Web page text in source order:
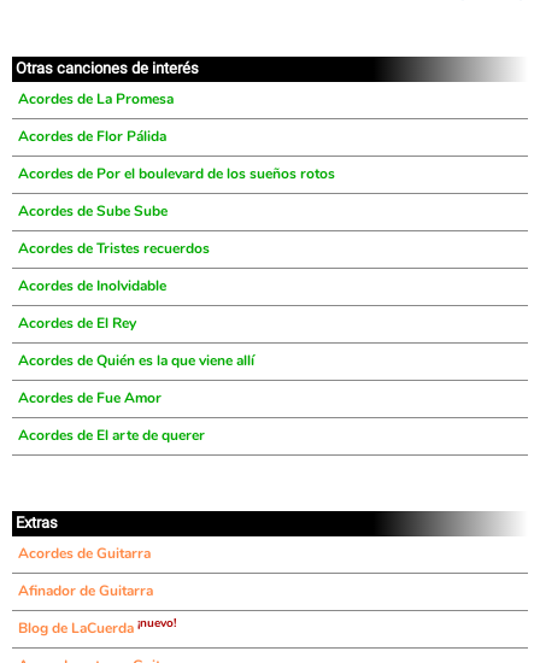
Otras canciones de interés
Acordes de La Promesa
Acordes de Flor Pálida
Acordes de Por el boulevard de los sueños rotos
Acordes de Sube Sube
Acordes de Tristes recuerdos
Acordes de Inolvidable
Acordes de El Rey
Acordes de Quién es la que viene allí
Acordes de Fue Amor
Acordes de El arte de querer
Extras
Acordes de Guitarra
Afinador de Guitarra
Blog de LaCuerda ¡nuevo!